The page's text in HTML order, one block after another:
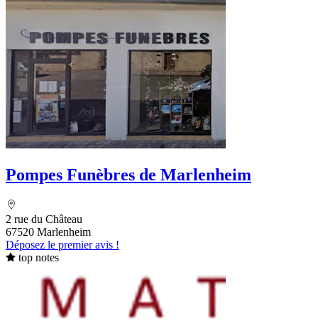
Pompes Funèbres de Marlenheim
2 rue du Château
67520 Marlenheim
Déposez le premier avis !
top notes